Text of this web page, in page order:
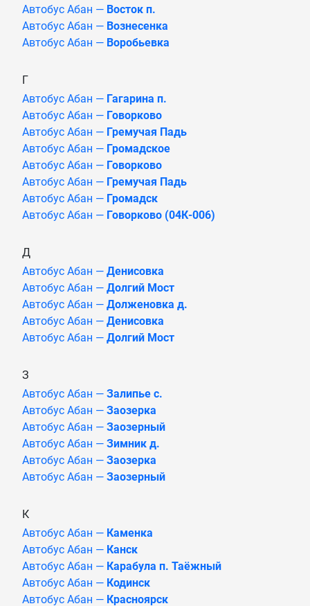
Автобус Абан — Восток п.
Автобус Абан — Вознесенка
Автобус Абан — Воробьевка
Г
Автобус Абан — Гагарина п.
Автобус Абан — Говорково
Автобус Абан — Гремучая Падь
Автобус Абан — Громадское
Автобус Абан — Говорково
Автобус Абан — Гремучая Падь
Автобус Абан — Громадск
Автобус Абан — Говорково (04К-006)
Д
Автобус Абан — Денисовка
Автобус Абан — Долгий Мост
Автобус Абан — Долженовка д.
Автобус Абан — Денисовка
Автобус Абан — Долгий Мост
З
Автобус Абан — Залипье с.
Автобус Абан — Заозерка
Автобус Абан — Заозерный
Автобус Абан — Зимник д.
Автобус Абан — Заозерка
Автобус Абан — Заозерный
К
Автобус Абан — Каменка
Автобус Абан — Канск
Автобус Абан — Карабула п. Таёжный
Автобус Абан — Кодинск
Автобус Абан — Красноярск